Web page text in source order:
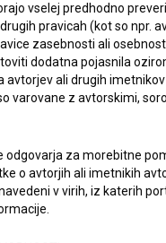
vselej predhodno
pravicah (kot so npr.
zasebnosti ali
dodatna pojasnila
avtorjev ali drugih
varovane z avtorskimi,
odgovarja za morebitne
o avtorjih ali imetnikih
v virih, iz katerih